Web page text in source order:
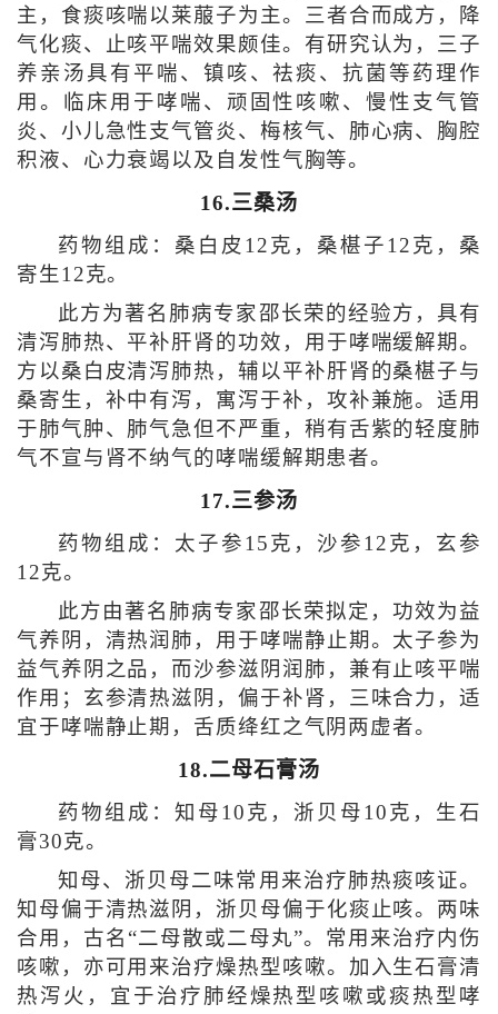
主，食痰咳喘以莱菔子为主。三者合而成方，降
气化痰、止咳平喘效果颇佳。有研究认为，三子
养亲汤具有平喘、镇咳、祛痰、抗菌等药理作
用。临床用于哮喘、顽固性咳嗽、慢性支气管
炎、小儿急性支气管炎、梅核气、肺心病、胸腔
积液、心力衰竭以及自发性气胸等。
16.三桑汤
药物组成：桑白皮12克，桑椹子12克，桑
寄生12克。
此方为著名肺病专家邵长荣的经验方，具有
清泻肺热、平补肝肾的功效，用于哮喘缓解期。
方以桑白皮清泻肺热，辅以平补肝肾的桑椹子与
桑寄生，补中有泻，寓泻于补，攻补兼施。适用
于肺气肿、肺气急但不严重，稍有舌紫的轻度肺
气不宣与肾不纳气的哮喘缓解期患者。
17.三参汤
药物组成：太子参15克，沙参12克，玄参
12克。
此方由著名肺病专家邵长荣拟定，功效为益
气养阴，清热润肺，用于哮喘静止期。太子参为
益气养阴之品，而沙参滋阴润肺，兼有止咳平喘
作用；玄参清热滋阴，偏于补肾，三味合力，适
宜于哮喘静止期，舌质绛红之气阴两虚者。
18.二母石膏汤
药物组成：知母10克，浙贝母10克，生石
膏30克。
知母、浙贝母二味常用来治疗肺热痰咳证。
知母偏于清热滋阴，浙贝母偏于化痰止咳。两味
合用，古名“二母散或二母丸”。常用来治疗内伤
咳嗽，亦可用来治疗燥热型咳嗽。加入生石膏清
热泻火，宜于治疗肺经燥热型咳嗽或痰热型哮